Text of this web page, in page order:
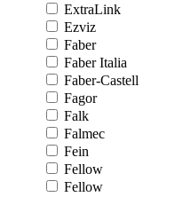
ExtraLink
Ezviz
Faber
Faber Italia
Faber-Castell
Fagor
Falk
Falmec
Fein
Fellow
Fellow